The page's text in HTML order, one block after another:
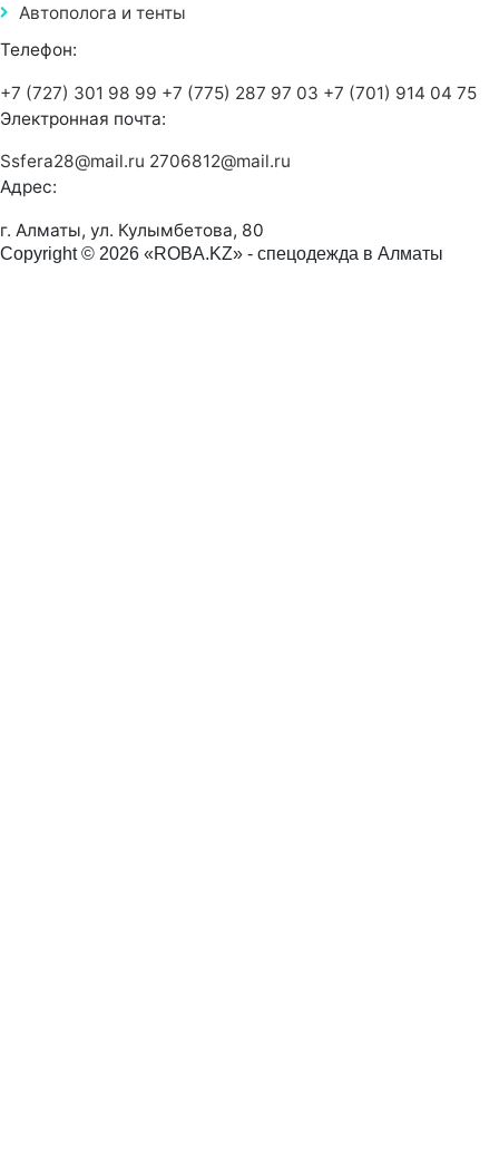
Автополога и тенты
Телефон:
+7 (727) 301 98 99 +7 (775) 287 97 03 +7 (701) 914 04 75
Электронная почта:
Ssfera28@mail.ru 2706812@mail.ru
Адрес:
г. Алматы, ул. Кулымбетова, 80
Copyright © 2026 «ROBA.KZ» - спецодежда в Алматы